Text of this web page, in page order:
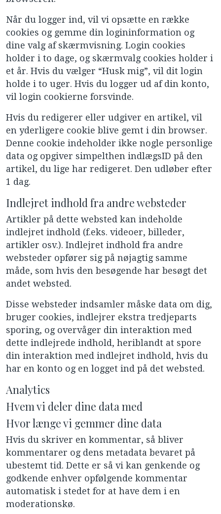
Når du logger ind, vil vi opsætte en række
cookies og gemme din logininformation og
dine valg af skærmvisning. Login cookies
holder i to dage, og skærmvalg cookies holder i
et år. Hvis du vælger “Husk mig”, vil dit login
holde i to uger. Hvis du logger ud af din konto,
vil login cookierne forsvinde.
Hvis du redigerer eller udgiver en artikel, vil
en yderligere cookie blive gemt i din browser.
Denne cookie indeholder ikke nogle personlige
data og opgiver simpelthen indlægsID på den
artikel, du lige har redigeret. Den udløber efter
1 dag.
Indlejret indhold fra andre websteder
Artikler på dette websted kan indeholde
indlejret indhold (f.eks. videoer, billeder,
artikler osv.). Indlejret indhold fra andre
websteder opfører sig på nøjagtig samme
måde, som hvis den besøgende har besøgt det
andet websted.
Disse websteder indsamler måske data om dig,
bruger cookies, indlejrer ekstra tredjeparts
sporing, og overvåger din interaktion med
dette indlejrede indhold, heriblandt at spore
din interaktion med indlejret indhold, hvis du
har en konto og en logget ind på det websted.
Analytics
Hvem vi deler dine data med
Hvor længe vi gemmer dine data
Hvis du skriver en kommentar, så bliver
kommentarer og dens metadata bevaret på
ubestemt tid. Dette er så vi kan genkende og
godkende enhver opfølgende kommentar
automatisk i stedet for at have dem i en
moderationskø.